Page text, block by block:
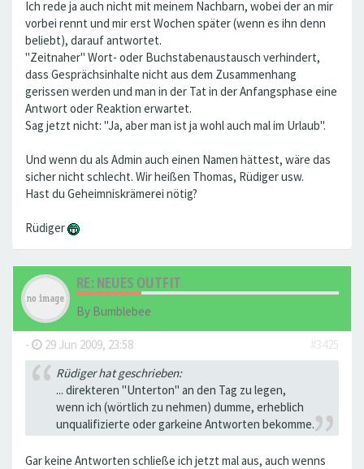
Ich rede ja auch nicht mit meinem Nachbarn, wobei der an mir
vorbei rennt und mir erst Wochen später (wenn es ihn denn
beliebt), darauf antwortet.
"Zeitnaher" Wort- oder Buchstabenaustausch verhindert,
dass Gesprächsinhalte nicht aus dem Zusammenhang
gerissen werden und man in der Tat in der Anfangsphase eine
Antwort oder Reaktion erwartet.
Sag jetzt nicht: "Ja, aber man ist ja wohl auch mal im Urlaub".
Und wenn du als Admin auch einen Namen hättest, wäre das
sicher nicht schlecht. Wir heißen Thomas, Rüdiger usw.
Hast du Geheimniskrämerei nötig?
Rüdiger
RE: NEUES OUTFIT
By Bumblebee
- 29 Jun 2009, 23:58
#3425
Rüdiger hat geschrieben:
... direkteren "Unterton" an den Tag zu legen,
wenn ich (wörtlich zu nehmen) dumme, erheblich
unqualifizierte oder garkeine Antworten bekomme.
Gar keine Antworten schließe ich jetzt mal aus, auch wenns